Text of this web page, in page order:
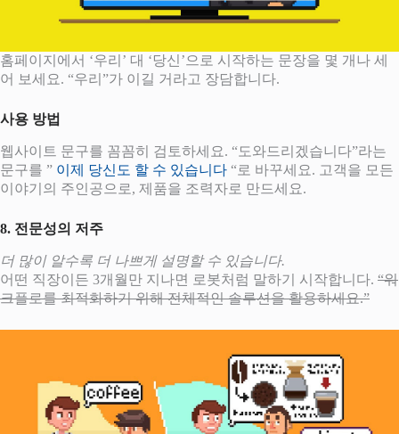
홈페이지에서 ‘우리’ 대 ‘당신’으로 시작하는 문장을 몇 개나 세
어 보세요. “우리”가 이길 거라고 장담합니다.
사용 방법
웹사이트 문구를 꼼꼼히 검토하세요. “도와드리겠습니다”라는
문구를 ” 이제 당신도 할 수 있습니다 “로 바꾸세요. 고객을 모든
이야기의 주인공으로, 제품을 조력자로 만드세요.
8. 전문성의 저주
더 많이 알수록 더 나쁘게 설명할 수 있습니다.
어떤 직장이든 3개월만 지나면 로봇처럼 말하기 시작합니다. “워
크플로를 최적화하기 위해 전체적인 솔루션을 활용하세요.”